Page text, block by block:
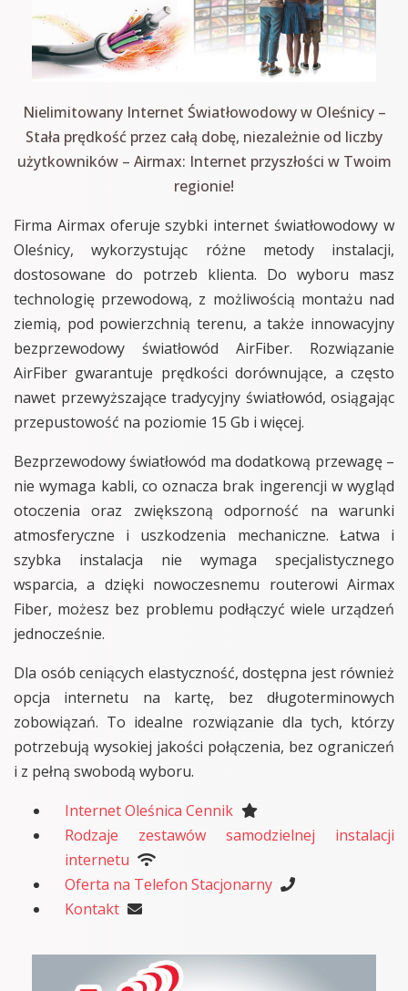
Nielimitowany Internet Światłowodowy w Oleśnicy –
Stała prędkość przez całą dobę, niezależnie od liczby
użytkowników – Airmax: Internet przyszłości w Twoim
regionie!
Firma Airmax oferuje szybki internet światłowodowy w
Oleśnicy, wykorzystując różne metody instalacji,
dostosowane do potrzeb klienta. Do wyboru masz
technologię przewodową, z możliwością montażu nad
ziemią, pod powierzchnią terenu, a także innowacyjny
bezprzewodowy światłowód AirFiber. Rozwiązanie
AirFiber gwarantuje prędkości dorównujące, a często
nawet przewyższające tradycyjny światłowód, osiągając
przepustowość na poziomie 15 Gb i więcej.
Bezprzewodowy światłowód ma dodatkową przewagę –
nie wymaga kabli, co oznacza brak ingerencji w wygląd
otoczenia oraz zwiększoną odporność na warunki
atmosferyczne i uszkodzenia mechaniczne. Łatwa i
szybka instalacja nie wymaga specjalistycznego
wsparcia, a dzięki nowoczesnemu routerowi Airmax
Fiber, możesz bez problemu podłączyć wiele urządzeń
jednocześnie.
Dla osób ceniących elastyczność, dostępna jest również
opcja internetu na kartę, bez długoterminowych
zobowiązań. To idealne rozwiązanie dla tych, którzy
potrzebują wysokiej jakości połączenia, bez ograniczeń
i z pełną swobodą wyboru.
Internet Oleśnica Cennik
Rodzaje zestawów samodzielnej instalacji
internetu
Oferta na Telefon Stacjonarny
Kontakt